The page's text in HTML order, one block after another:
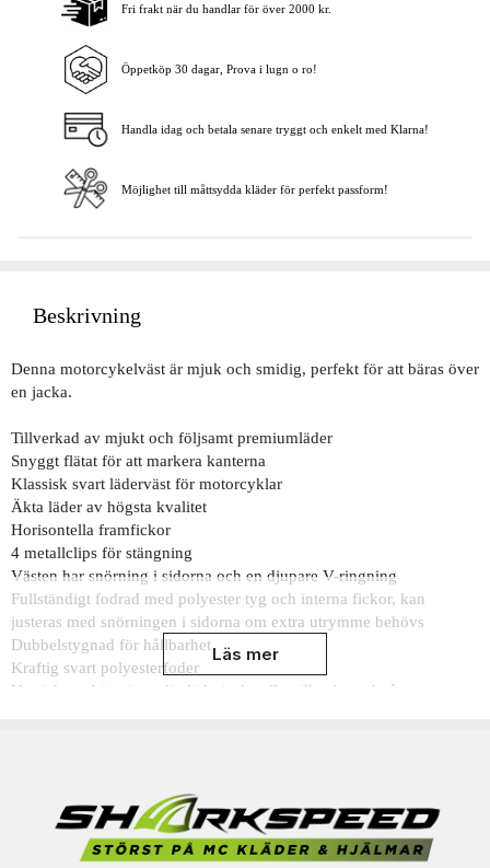
Lägg i varukorgen
Fri frakt när du handlar för över 2000 kr.
Öppetköp 30 dagar, Prova i lugn o ro!
Handla idag och betala senare tryggt och enkelt med Klarna!
Möjlighet till måttsydda kläder för perfekt passform!
Beskrivning
Denna motorcykelväst är mjuk och smidig, perfekt för att bäras över
en jacka.
Tillverkad av mjukt och följsamt premiumläder
Snyggt flätat för att markera kanterna
Klassisk svart läderväst för motorcyklar
Äkta läder av högsta kvalitet
Horisontella framfickor
4 metallclips för stängning
Västen har snörning i sidorna och en djupare V-ringning
Fullständigt fodrad med polyester tyg och interna fickor, kan
justeras med snörningen i sidorna om extra utrymme behövs
Dubbelstygnad för hållbarhet
Kraftig svart polyesterfoder
Utmärkt att bära över din läderjacka eller till och med på varmare
inte beställas som vanlig storlek. Priset gäller för kroppstorlek upp
till 3XL, vid större kroppsstorlek så tillkommer en tilläggskostnad
på 150 SEK per överstigen storlek. Tilläggskostnaden beräknas av
Läs mer